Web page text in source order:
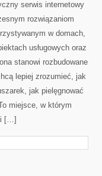
serwis internetowy
rozwiązaniom
w domach,
usługowych oraz
stanowi rozbudowane
lepiej zrozumieć, jak
jak pielęgnować
miejsce, w którym
[…]